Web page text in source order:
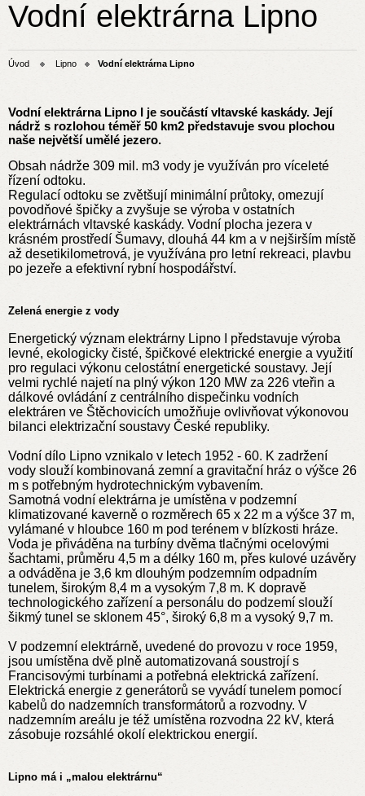
Vodní elektrárna Lipno
Úvod Lipno Vodní elektrárna Lipno
Vodní elektrárna Lipno I je součástí vltavské kaskády. Její
nádrž s rozlohou téměř 50 km2 představuje svou plochou
naše největší umělé jezero.
Obsah nádrže 309 mil. m3 vody je využíván pro víceleté
řízení odtoku.
Regulací odtoku se zvětšují minimální průtoky, omezují
povodňové špičky a zvyšuje se výroba v ostatních
elektrárnách vltavské kaskády. Vodní plocha jezera v
krásném prostředí Šumavy, dlouhá 44 km a v nejširším místě
až desetikilometrová, je využívána pro letní rekreaci, plavbu
po jezeře a efektivní rybní hospodářství.
Zelená energie z vody
Energetický význam elektrárny Lipno I představuje výroba
levné, ekologicky čisté, špičkové elektrické energie a využití
pro regulaci výkonu celostátní energetické soustavy. Její
velmi rychlé najetí na plný výkon 120 MW za 226 vteřin a
dálkové ovládání z centrálního dispečinku vodních
elektráren ve Štěchovicích umožňuje ovlivňovat výkonovou
bilanci elektrizační soustavy České republiky.
Vodní dílo Lipno vznikalo v letech 1952 - 60. K zadržení
vody slouží kombinovaná zemní a gravitační hráz o výšce 26
m s potřebným hydrotechnickým vybavením.
Samotná vodní elektrárna je umístěna v podzemní
klimatizované kaverně o rozměrech 65 x 22 m a výšce 37 m,
vylámané v hloubce 160 m pod terénem v blízkosti hráze.
Voda je přiváděna na turbíny dvěma tlačnými ocelovými
šachtami, průměru 4,5 m a délky 160 m, přes kulové uzávěry
a odváděna je 3,6 km dlouhým podzemním odpadním
tunelem, širokým 8,4 m a vysokým 7,8 m. K dopravě
technologického zařízení a personálu do podzemí slouží
šikmý tunel se sklonem 45°, široký 6,8 m a vysoký 9,7 m.
V podzemní elektrárně, uvedené do provozu v roce 1959,
jsou umístěna dvě plně automatizovaná soustrojí s
Francisovými turbínami a potřebná elektrická zařízení.
Elektrická energie z generátorů se vyvádí tunelem pomocí
kabelů do nadzemních transformátorů a rozvodny. V
nadzemním areálu je též umístěna rozvodna 22 kV, která
zásobuje rozsáhlé okolí elektrickou energií.
Lipno má i „malou elektrárnu“